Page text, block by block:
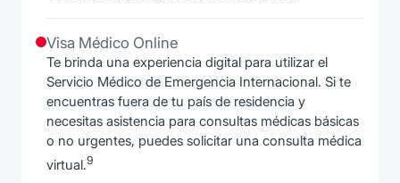
Visa Médico Online
Te brinda una experiencia digital para utilizar el
Servicio Médico de Emergencia Internacional. Si te
encuentras fuera de tu país de residencia y
necesitas asistencia para consultas médicas básicas
o no urgentes, puedes solicitar una consulta médica
virtual.9